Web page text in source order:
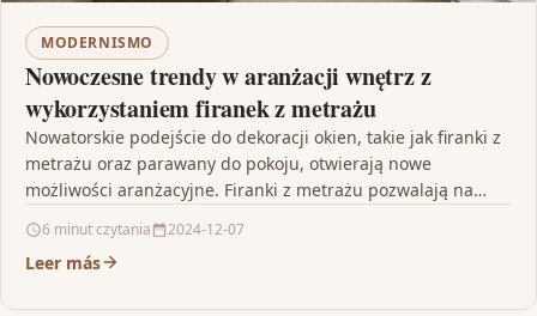
MODERNISMO
Nowoczesne trendy w aranżacji wnętrz z
wykorzystaniem firanek z metrażu
Nowatorskie podejście do dekoracji okien, takie jak firanki z
metrażu oraz parawany do pokoju, otwierają nowe
możliwości aranżacyjne. Firanki z metrażu pozwalają na
6 minut czytania 2024-12-07
Leer más